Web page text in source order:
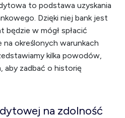
to podstawa uzyskania
Dzięki niej bank jest
będzie w mógł spłacić
określonych warunkach
kilka powodów,
aby zadbać o historię
na zdolność